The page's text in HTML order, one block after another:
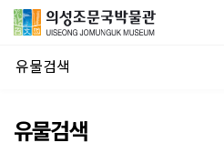
유물검색
유물검색